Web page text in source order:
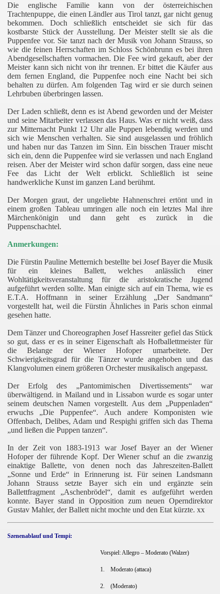
Die englische Familie kann von der österreichischen
Trachtenpuppe, die einen Ländler aus Tirol tanzt, gar nicht genug
bekommen. Doch schließlich entscheidet sie sich für das
kostbarste Stück der Ausstellung. Der Meister stellt sie als die
Puppenfee vor. Sie tanzt nach der Musik von Johann Strauss, so
wie die feinen Herrschaften im Schloss Schönbrunn es bei ihren
Abendgesellschaften vormachen. Die Fee wird gekauft, aber der
Meister kann sich nicht von ihr trennen. Er bittet die Käufer aus
dem fernen England, die Puppenfee noch eine Nacht bei sich
behalten zu dürfen. Am folgenden Tag wird er sie durch seinen
Lehrbuben überbringen lassen.
Der Laden schließt, denn es ist Abend geworden und der Meister
und seine Mitarbeiter verlassen das Haus. Was er nicht weiß, dass
zur Mitternacht Punkt 12 Uhr alle Puppen lebendig werden und
sich wie Menschen verhalten. Sie sind ausgelassen und fröhlich
und haben nur das Tanzen im Sinn. Ein bisschen Trauer mischt
sich ein, denn die Puppenfee wird sie verlassen und nach England
reisen. Aber der Meister wird schon dafür sorgen, dass eine neue
Fee das Licht der Welt erblickt. Schließlich ist seine
handwerkliche Kunst im ganzen Land berühmt.
Der Morgen graut, der ungeliebte Hahnenschrei ertönt und in
einem großen Tableau umringen alle noch ein letztes Mal ihre
Märchenkönigin und dann geht es zurück in die
Puppenschachtel.
Anmerkungen:
Die Fürstin Pauline Metternich bestellte bei Josef Bayer die Musik
für ein kleines Ballett, welches anlässlich einer
Wohltätigkeitsveranstaltung für die aristokratische Jugend
aufgeführt werden sollte. Man einigte sich auf ein Thema, wie es
E.T.A. Hoffmann in seiner Erzählung „Der Sandmann“
vorgestellt hat, weil die Fürstin Ähnliches in Paris schon einmal
gesehen hatte.
Dem Tänzer und Choreographen Josef Hassreiter gefiel das Stück
so gut, dass er es in seiner Eigenschaft als Hofballettmeister für
die Belange der Wiener Hofoper umarbeitete. Der
Schwierigkeitsgrad für die Tänzer wurde angehoben und das
Klangvolumen einem größeren Orchester musikalisch angepasst.
Der Erfolg des „Pantomimischen Divertissements“ war
überwältigend. in Mailand und in Lissabon wurde es sogar unter
seinem deutschen Namen vorgestellt. Aus dem „Puppenladen“
erwuchs „Die Puppenfee“. Auch andere Komponisten wie
Offenbach, Delibes, Adam und Respighi griffen sich das Thema
„und ließen die Puppen tanzen“.
In der Zeit von 1883-1913 war Josef Bayer an der Wiener
Hofoper der führende Kopf. Der Wiener schuf an die zwanzig
einaktige Ballette, von denen noch das Jahreszeiten-Ballett
„Sonne und Erde“ in Erinnerung ist. Für seinen Landsmann
Johann Strauss setzte Bayer sich ein und ergänzte sein
Ballettfragment „Aschenbrödel“, damit es aufgeführt werden
konnte. Bayer stand in Opposition zum neuen Operndirektor
Gustav Mahler, der Ballett nicht mochte und den Etat kürzte. xx
Szenenablauf und Tempi:
Vorspiel: Allegro – Moderato (Walzer)
1. Moderato (attaca)
2. (Moderato)